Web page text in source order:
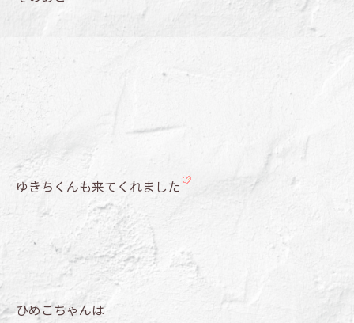
ゆきちくんも来てくれました
ひめこちゃんは